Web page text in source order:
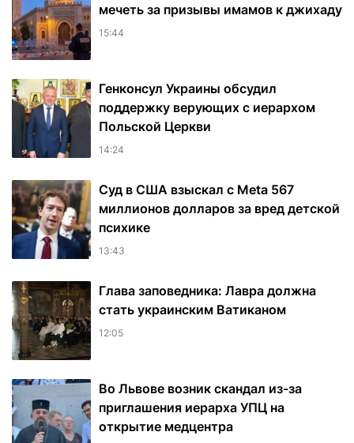
мечеть за призывы имамов к джихаду
15:44
Генконсул Украины обсудил
поддержку верующих с иерархом
Польской Церкви
14:24
Суд в США взыскал с Meta 567
миллионов долларов за вред детской
психике
13:43
Глава заповедника: Лавра должна
стать украинским Ватиканом
12:05
Во Львове возник скандал из-за
приглашения иерарха УПЦ на
открытие медцентра